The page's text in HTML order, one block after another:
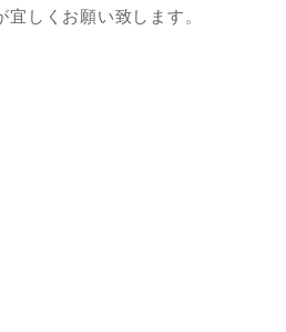
しくお願い致します。